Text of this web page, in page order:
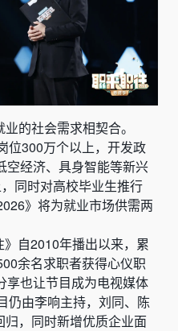
的社会需求相契合。
位300万个以上，开发政
空经济、具身智能等新兴
同时对高校毕业生推行
》将为就业市场供需两
自2010年播出以来，累
余名求职者获得心仪职
享也让节目成为电视媒体
仍由李响主持，刘同、陈
，同时新增优质企业面